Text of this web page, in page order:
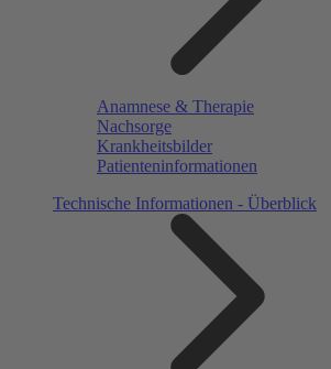
Anamnese & Therapie
Nachsorge
Krankheitsbilder
Patienteninformationen
Technische Informationen - Überblick